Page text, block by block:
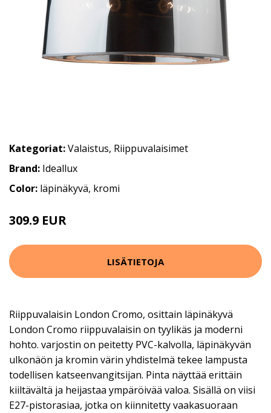
Kategoriat:Valaistus, Riippuvalaisimet
Brand: Ideallux
Color: läpinäkyvä, kromi
309.9 EUR
LISÄTIETOJA
Riippuvalaisin London Cromo, osittain läpinäkyvä
London Cromo riippuvalaisin on tyylikäs ja moderni
hohto. varjostin on peitetty PVC-kalvolla, läpinäkyvän
ulkonäön ja kromin värin yhdistelmä tekee lampusta
todellisen katseenvangitsijan. Pinta näyttää erittäin
kiiltävältä ja heijastaa ympäröivää valoa. Sisällä on viisi
E27-pistorasiaa, jotka on kiinnitetty vaakasuoraan